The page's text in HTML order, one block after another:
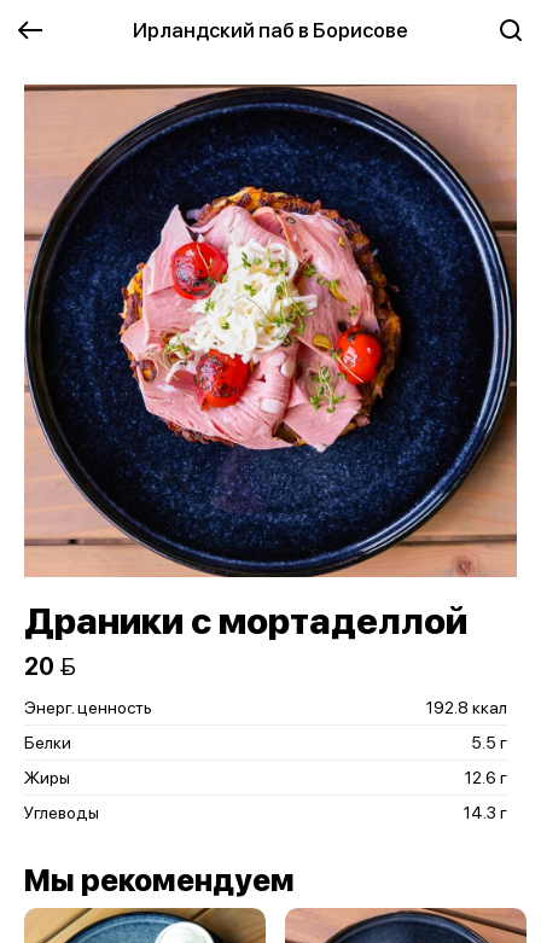
Ирландский паб в Борисове
Драники с мортаделлой
20 
Энерг. ценность
192.8 ккал
Белки
5.5 г
Жиры
12.6 г
Углеводы
14.3 г
Мы рекомендуем